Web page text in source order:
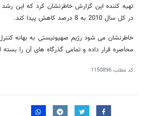
تهیه کننده این گزارش خاطرنشان کرد که این رشد
در کل سال 2010 به 8 درصد کاهش پیدا کند.
محاصره قرار داده و تمامی گذرگاه های آن را
کد مطلب1150896